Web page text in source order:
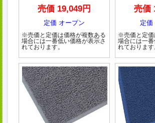
売価 19,049円
定価 オープン
※売価と定価は価格が複数ある
場合には一番低い価格が表示さ
れております。
売価
定価
※売価と定価
場合には一
れております